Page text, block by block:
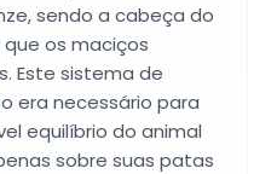
sendo a cabeça do
os maciços
Este sistema de
era necessário para
equilíbrio do animal
sobre suas patas